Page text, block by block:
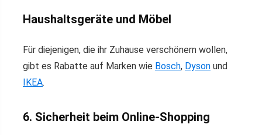
Haushaltsgeräte und Möbel
Für diejenigen, die ihr Zuhause verschönern wollen,
gibt es Rabatte auf Marken wie Bosch, Dyson und
IKEA.
6. Sicherheit beim Online-Shopping